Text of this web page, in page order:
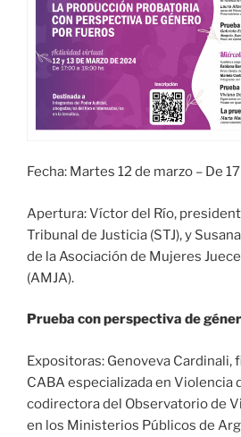
Fecha: Martes 12 de marzo – De
Apertura: Víctor del Río,
Tribunal de Justicia (STJ), y
de la Asociación de Mujeres
(AMJA).
Prueba con perspectiva de
Expositoras: Genoveva Cardinali,
CABA especializada en Violencia
codirectora del Observatorio de
en los Ministerios Públicos de